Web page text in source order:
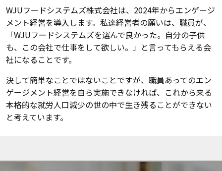
WJUフードシステムズ株式会社は、2024年からエンゲージ
メント経営を導入します。私達経営者の願いは、職員が、
「WJUフードシステムズを選んで良かった。自分の子供
も、この会社で仕事をして欲しい。」と言ってもらえる会
社になることです。
決して簡単なことではないことですが、職員あってのエン
ゲージメント経営を自ら実施できなければ、これから来る
本格的な就労人口減少の世の中で生き残ることができない
と考えています。